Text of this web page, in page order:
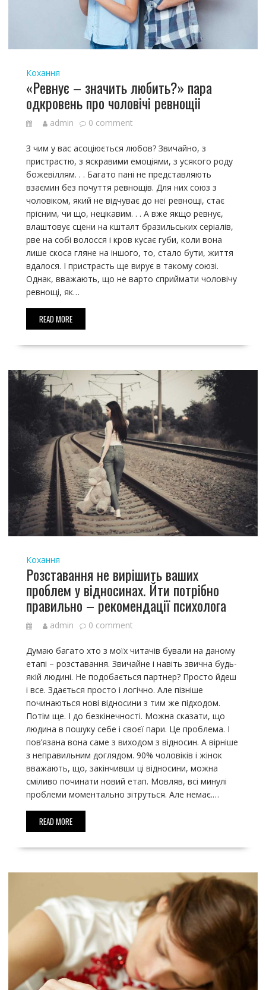
Кохання
«Ревнує – значить любить?» пара
одкровень про чоловічі ревнощіі
admin 0 comment
З чим у вас асоціюється любов? Звичайно, з
пристрастю, з яскравими емоціями, з усякого роду
божевіллям. . . Багато пані не представляють
взаємин без почуття ревнощів. Для них союз з
чоловіком, який не відчуває до неї ревнощі, стає
прісним, чи що, нецікавим. . . А вже якщо ревнує,
влаштовує сцени на кшталт бразильських серіалів,
рве на собі волосся і кров кусає губи, коли вона
лише скоса гляне на іншого, то, стало бути, життя
вдалося. І пристрасть ще вирує в такому союзі.
Однак, вважають, що не варто сприймати чоловічу
ревнощі, як…
READ MORE
Кохання
Розставання не вирішить ваших
проблем у відносинах. Йти потрібно
правильно – рекомендації психолога
admin 0 comment
Думаю багато хто з моїх читачів бували на даному
етапі – розставання. Звичайне і навіть звична будь-
якій людині. Не подобається партнер? Просто йдеш
і все. Здається просто і логічно. Але пізніше
починаються нові відносини з тим же підходом.
Потім ще. І до безкінечності. Можна сказати, що
людина в пошуку себе і своєї пари. Це проблема. І
пов’язана вона саме з виходом з відносин. А вірніше
з неправильним доглядом. 90% чоловіків і жінок
вважають, що, закінчивши ці відносини, можна
сміливо починати новий етап. Мовляв, всі минулі
проблеми моментально зітруться. Але немає.…
READ MORE